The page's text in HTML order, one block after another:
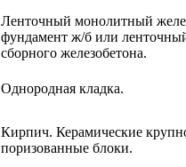
Ленточный монолитный
фундамент ж/б или
сборного железобетона.
Однородная кладка.
Кирпич. Керамические
поризованные блоки.